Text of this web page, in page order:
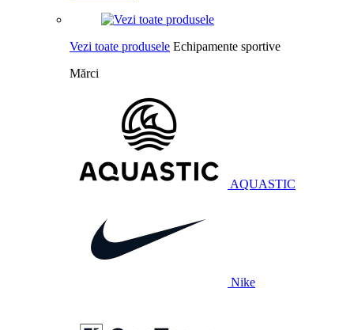
Vezi toate produsele Echipamente sportive
Mărci
AQUASTIC
Nike